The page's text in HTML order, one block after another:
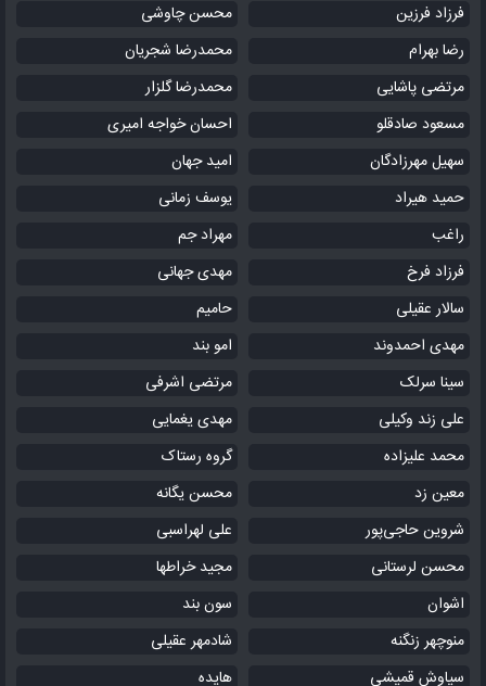
فرزاد فرزین
محسن چاوشی
رضا بهرام
محمدرضا شجریان
مرتضی پاشایی
محمدرضا گلزار
مسعود صادقلو
احسان خواجه امیری
سهیل مهرزادگان
امید جهان
حمید هیراد
یوسف زمانی
راغب
مهراد جم
فرزاد فرخ
مهدی جهانی
سالار عقیلی
حامیم
مهدی احمدوند
امو بند
سینا سرلک
مرتضی اشرفی
علی زند وکیلی
مهدی یغمایی
محمد علیزاده
گروه رستاک
معین زد
محسن یگانه
شروین حاجی‌پور
علی لهراسبی
محسن لرستانی
مجید خراطها
اشوان
سون بند
منوچهر زنگنه
شادمهر عقیلی
سیاوش قمیشی
هایده